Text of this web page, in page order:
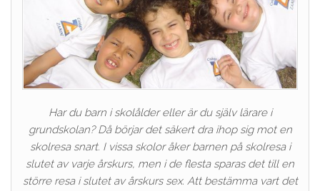
Har du barn i skolålder eller är du själv lärare i
grundskolan? Då börjar det säkert dra ihop sig mot en
skolresa snart. I vissa skolor åker barnen på skolresa i
slutet av varje årskurs, men i de flesta sparas det till en
större resa i slutet av årskurs sex. Att bestämma vart det